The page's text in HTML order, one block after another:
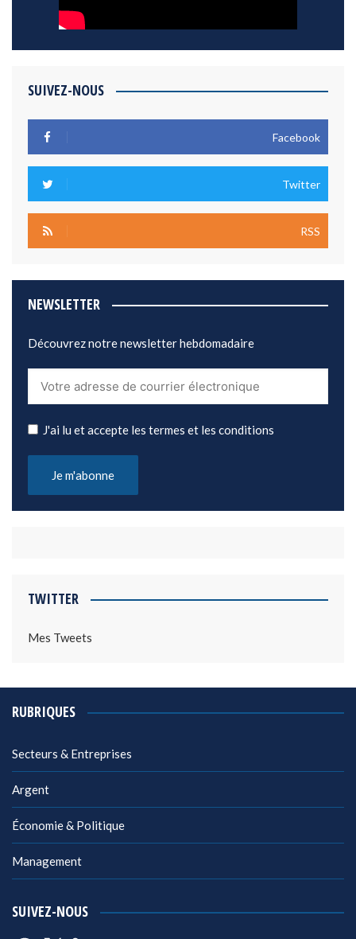
SUIVEZ-NOUS
Facebook
Twitter
RSS
NEWSLETTER
Découvrez notre newsletter hebdomadaire
J'ai lu et accepte les termes et les conditions
TWITTER
Mes Tweets
RUBRIQUES
Secteurs & Entreprises
Argent
Économie & Politique
Management
SUIVEZ-NOUS